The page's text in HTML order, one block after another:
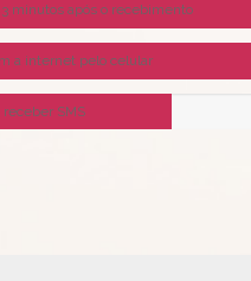
minutos após o recebimento
a internet pelo celular
SMS